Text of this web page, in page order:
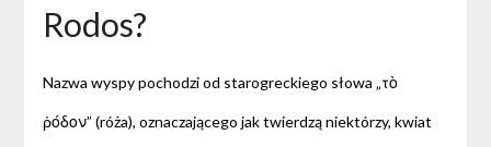
Rodos?
Nazwa wyspy pochodzi od starogreckiego słowa „τὸ
ῥόδον” (róża), oznaczającego jak twierdzą niektórzy, kwiat